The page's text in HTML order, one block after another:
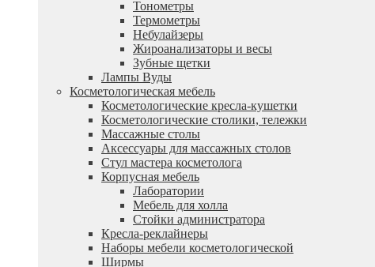
Тонометры
Термометры
Небулайзеры
Жироанализаторы и весы
Зубные щетки
Лампы Вуды
Косметологическая мебель
Косметологические кресла-кушетки
Косметологические столики, тележки
Массажные столы
Аксессуары для массажных столов
Стул мастера косметолога
Корпусная мебель
Лаборатории
Мебель для холла
Стойки администратора
Кресла-реклайнеры
Наборы мебели косметологической
Ширмы